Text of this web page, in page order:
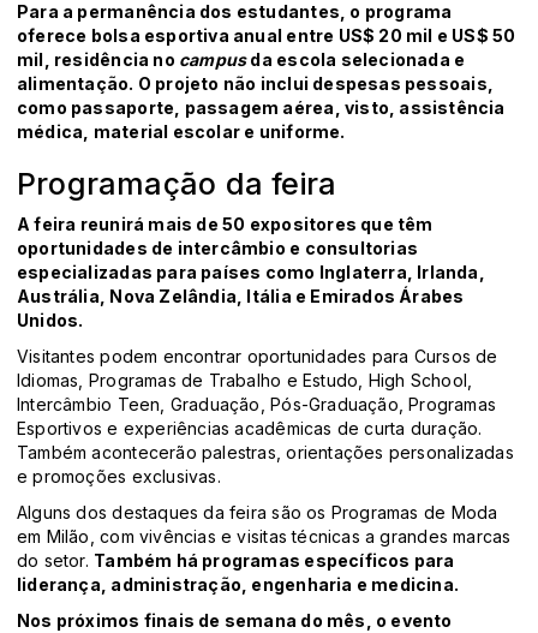
Para a permanência dos estudantes, o programa
oferece bolsa esportiva anual entre US$ 20 mil e US$ 50
mil, residência no campusda escola selecionada e
alimentação. O projeto não inclui despesas pessoais,
como passaporte, passagem aérea, visto, assistência
médica, material escolar e uniforme.
Programação da feira
A feira reunirá mais de 50 expositores que têm
oportunidades de intercâmbio e consultorias
especializadas para países como Inglaterra, Irlanda,
Austrália, Nova Zelândia, Itália e Emirados Árabes
Unidos.
Visitantes podem encontrar oportunidades para Cursos de
Idiomas, Programas de Trabalho e Estudo, High School,
Intercâmbio Teen, Graduação, Pós-Graduação, Programas
Esportivos e experiências acadêmicas de curta duração.
Também acontecerão palestras, orientações personalizadas
e promoções exclusivas.
Alguns dos destaques da feira são os Programas de Moda
em Milão, com vivências e visitas técnicas a grandes marcas
do setor. Também há programas específicos para
liderança, administração, engenharia e medicina.
Nos próximos finais de semana do mês, o evento